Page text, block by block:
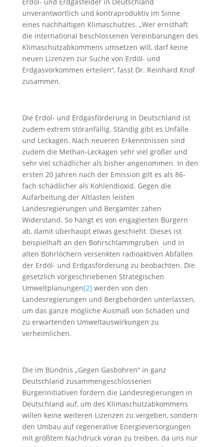
unverantwortlich und kontraproduktiv im Sinne
eines nachhaltigen Klimaschutzes. „Wer ernsthaft
die international beschlossenen Vereinbarungen des
Klimaschutzabkommens umsetzen will, darf keine
neuen Lizenzen zur Suche von Erdöl- und
Erdgasvorkommen erteilen“, fasst Dr. Reinhard Knof
zusammen.
Die Erdöl- und Erdgasförderung in Deutschland ist
zudem extrem störanfällig. Ständig gibt es Unfälle
und Leckagen. Nach neueren Erkenntnissen sind
zudem die Methan-Leckagen sehr viel größer und
sehr viel schädlicher als bisher angenommen. In den
ersten 20 Jahren nach der Emission gilt es als 86-
fach schädlicher als Kohlendioxid. Gegen die
Aufarbeitung der Altlasten leisten
Landesregierungen und Bergämter zähen
Widerstand. So hängt es von engagierten Bürgern
ab, damit überhaupt etwas geschieht. Dieses ist
beispielhaft an den Bohrschlammgruben und in
alten Bohrlöchern versenkten radioaktiven Abfällen
der Erdöl- und Erdgasförderung zu beobachten. Die
gesetzlich vorgeschriebenen Strategischen
Umweltplanungen[2] werden von den
Landesregierungen und Bergbehörden unterlassen,
um das ganze mögliche Ausmaß von Schäden und
zu erwartenden Umweltauswirkungen zu
verheimlichen.
Die im Bündnis „Gegen Gasbohren“ in ganz
Deutschland zusammengeschlossenen
Bürgerinitiativen fordern die Landesregierungen in
Deutschland auf, um des Klimaschutzabkommens
willen keine weiteren Lizenzen zu vergeben, sondern
den Umbau auf regenerative Energieversorgungen
mit größtem Nachdruck voran zu treiben, da uns nur